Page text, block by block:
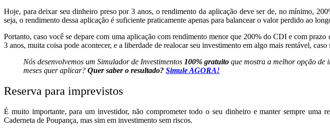
Hoje, para deixar seu dinheiro preso por 3 anos, orendimentoda aplicação deve ser de, no mínimo,
seja, o rendimento dessa aplicação é suficiente praticamente apenas para balancear o valor perdido ao
Portanto, caso você se depare com uma aplicação com rendimento menor que 200% do CDI e com
3 anos, muita coisa pode acontecer, e a liberdade de realocar seu investimento em algo mais rentável,
Nós desenvolvemos um Simulador de Investimentos 100% gratuito que mostra a melhor opção de
meses quer aplicar? Quer saber o resultado? Simule AGORA!
Reserva para imprevistos
É muito importante, para um investidor, não comprometer todo o seu dinheiro e manter sempre uma
Caderneta de Poupança, mas sim em investimento sem riscos.